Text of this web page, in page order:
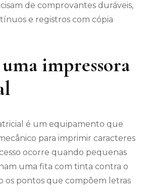
de comprovantes duráveis,
e registros com cópia
impressora
é um equipamento que
para imprimir caracteres
ocorre quando pequenas
uma fita com tinta contra o
os pontos que compõem letras